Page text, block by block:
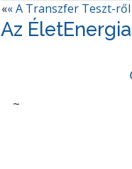
«« A Transzfer Teszt-
Az
~